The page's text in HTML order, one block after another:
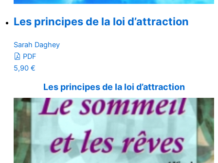
Les principes de la loi d’attraction
Sarah Daghey
PDF
5,90 €
Les principes de la loi d’attraction